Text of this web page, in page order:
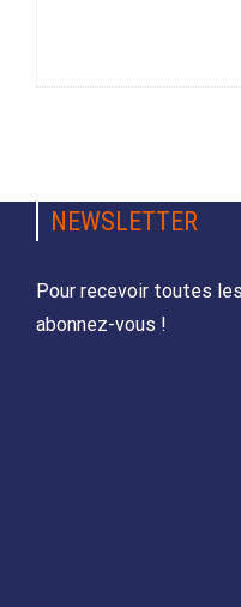
NEWSLETTER
Pour recevoir toutes
abonnez-vous !